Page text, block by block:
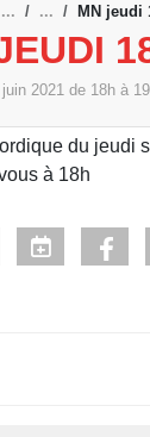
MN jeudi
juin 2021 de 18h à
du jeudi
à 18h